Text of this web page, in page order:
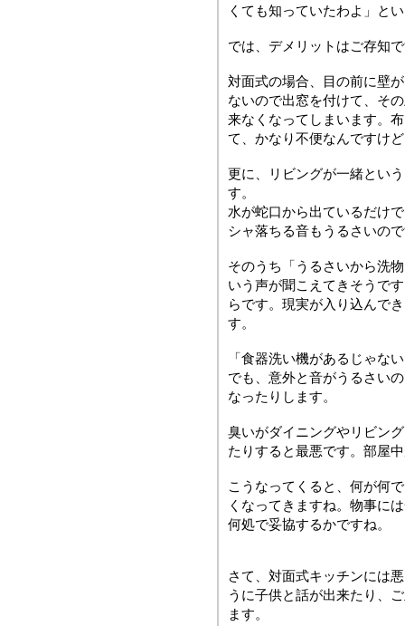
くても知っていたわよ」と
では、デメリットはご存知
対面式の場合、目の前に壁
ないので出窓を付けて、そ
来なくなってしまいます。
て、かなり不便なんですけ
更に、リビングが一緒とい
す。
水が蛇口から出ているだけ
シャ落ちる音もうるさいの
そのうち「うるさいから洗
いう声が聞こえてきそうで
らです。現実が入り込んで
す。
「食器洗い機があるじゃな
でも、意外と音がうるさい
なったりします。
臭いがダイニングやリビン
たりすると最悪です。部屋
こうなってくると、何が何
くなってきますね。物事に
何処で妥協するかですね。
さて、対面式キッチンには
うに子供と話が出来たり、
ます。